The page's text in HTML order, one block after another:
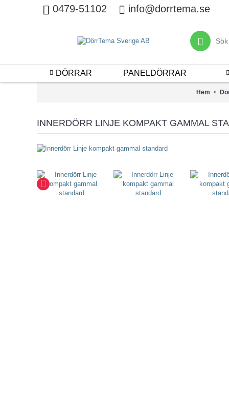
0479-51102 info@dorrtema.se
DÖRRAR PANELDÖRRAR
Hem
INNERDÖRR LINJE KOMPAKT GAMMAL